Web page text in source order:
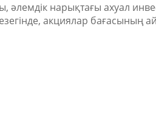
әлемдік нарықтағы ахуал
акциялар бағасының